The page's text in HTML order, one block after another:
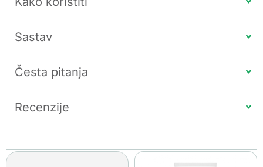
Sastav
Česta pitanja
Recenzije